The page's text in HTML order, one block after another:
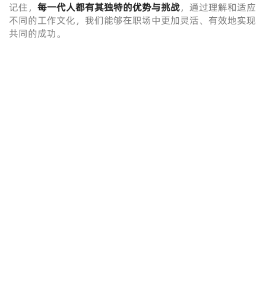
记住， 每一代人都有其独特的优势与挑战，通过理解和适应
不同的工作文化，我们能够在职场中更加灵活、有效地实现
共同的成功。